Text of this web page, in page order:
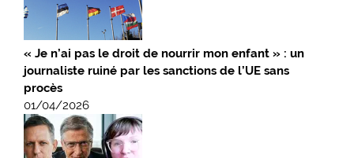
« Je n’ai pas le droit de nourrir mon enfant » : un
journaliste ruiné par les sanctions de l’UE sans
procès
01/04/2026